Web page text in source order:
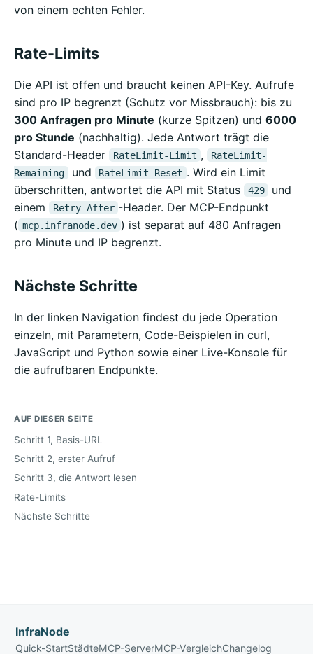
von einem echten Fehler.
Rate-Limits
Die API ist offen und braucht keinen API-Key. Aufrufe
sind pro IP begrenzt (Schutz vor Missbrauch): bis zu
300 Anfragen pro Minute (kurze Spitzen) und 6000
pro Stunde (nachhaltig). Jede Antwort trägt die
Standard-Header
RateLimit-Limit , RateLimit-
Remaining und RateLimit-Reset . Wird ein Limit
überschritten, antwortet die API mit Status
429
und
einem
Retry-After -Header. Der MCP-Endpunkt
( mcp.infranode.dev ) ist separat auf 480 Anfragen
pro Minute und IP begrenzt.
Nächste Schritte
In der linken Navigation findest du jede Operation
einzeln, mit Parametern, Code-Beispielen in curl,
JavaScript und Python sowie einer Live-Konsole für
die aufrufbaren Endpunkte.
AUF DIESER SEITE
Schritt 1, Basis-URL
Schritt 2, erster Aufruf
Schritt 3, die Antwort lesen
Rate-Limits
Nächste Schritte
InfraNode
Quick-StartStädteMCP-ServerMCP-VergleichChangelog